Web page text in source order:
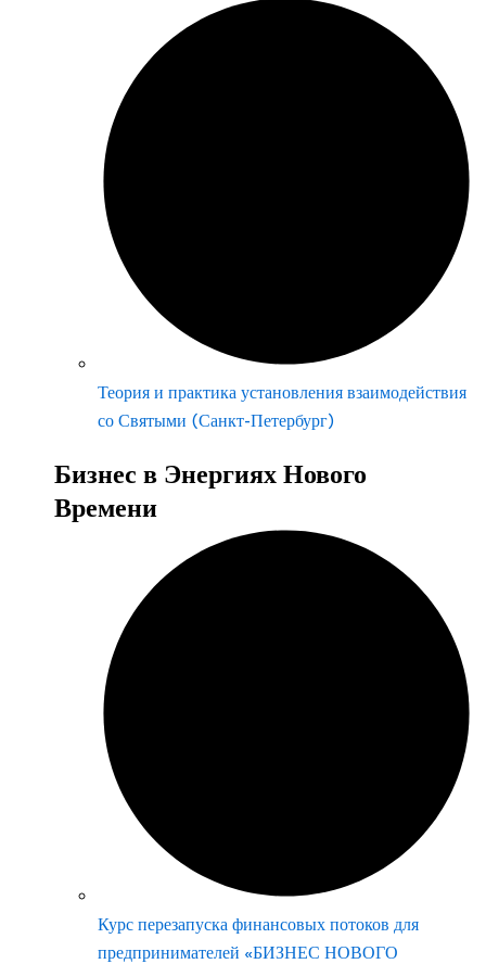
Теория и практика установления взаимодействия
со Святыми (Санкт-Петербург)
Бизнес в Энергиях Нового
Времени
Курс перезапуска финансовых потоков для
предпринимателей «БИЗНЕС НОВОГО